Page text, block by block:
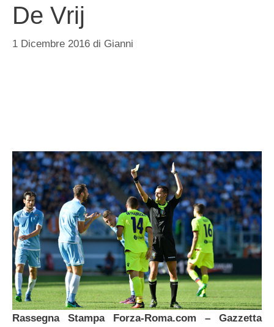
De Vrij
1 Dicembre 2016 di Gianni
Rassegna Stampa Forza-Roma.com – Gazzetta